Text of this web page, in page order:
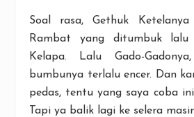
Soal rasa, Gethuk
Rambat yang ditumbuk lalu
Kelapa. Lalu Gado-
bumbunya terlalu encer. Dan
pedas, tentu yang saya coba
Tapi ya balik lagi ke selera